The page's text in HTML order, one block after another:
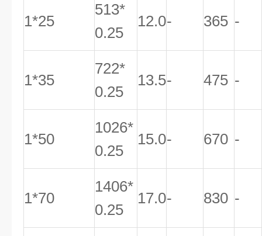
1*25
513*
0.25
12.0- 365 -
1*35
722*
0.25
13.5- 475 -
1*50
1026*
0.25
15.0- 670 -
1*70
1406*
0.25
17.0- 830 -